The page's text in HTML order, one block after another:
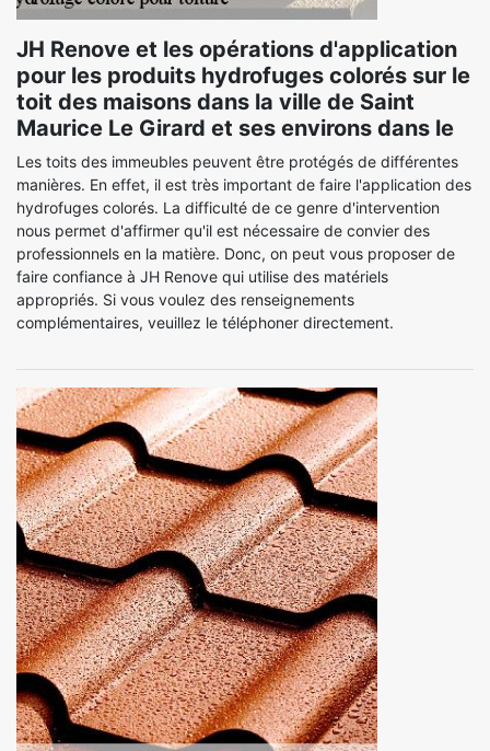
JH Renove et les opérations d'application
pour les produits hydrofuges colorés sur le
toit des maisons dans la ville de Saint
Maurice Le Girard et ses environs dans le
Les toits des immeubles peuvent être protégés de différentes
manières. En effet, il est très important de faire l'application des
hydrofuges colorés. La difficulté de ce genre d'intervention
nous permet d'affirmer qu'il est nécessaire de convier des
professionnels en la matière. Donc, on peut vous proposer de
faire confiance à JH Renove qui utilise des matériels
appropriés. Si vous voulez des renseignements
complémentaires, veuillez le téléphoner directement.